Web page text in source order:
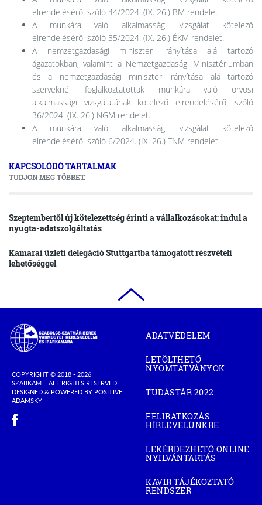
elrendeléséről szóló 44/2024. (IX. 26.) BM rendelet.
A munkára való alkalmassági vizsgálat kötelező
elrendeléséről szóló 35/2024. (IX. 26.) ÉKM rendelet.
A nemzetgazdasági miniszter irányítása alá tartozó
ágazatokban, valamint a Nemzetgazdasági Minisztériumban
és a nemzetgazdasági miniszter irányítása alá tartozó
szerveknél foglalkoztatottak munkára való orvosi
alkalmassági vizsgálatának kötelező elrendeléséről szóló
36/2024. (IX. 26.) NGM rendelet.
A munkára való alkalmassági vizsgálat kötelező
elrendeléséről szóló 6/2024. (IX. 26.) TNM rendelet.
KAPCSOLÓDÓ TARTALMAK
TUDJON MEG TÖBBET.
Szeptembertől új kötelezettség érinti a vállalkozásokat: indul a
nyugta-adatszolgáltatás
Kamarai üzleti delegáció Stuttgartba támogatott részvételi
lehetőséggel
Szabolcs-
Szatmár-
Bereg
Kereskedelmi
és
Iparkamara
COPYRIGHT © 2018 - 2026
SZABKAM. | ALL RIGHTS RESERVED!
DESIGNED & POWERED BY POSITIVE
ADAMSKY(OPEN
ADATVÉDELEM
LETÖLTHETŐ
NYOMTATVÁNYOK
TUDÁSTÁR 2022(OPEN
WINDOW)
FELIRATKOZÁS
HÍRLEVELÜNKRE
LEKÉRDEZHETŐ ONLINE
NYILVÁNTARTÁS
NEW
WINDOW)
KAVIR TÁJÉKOZTATÓ
RENDSZER(OPEN